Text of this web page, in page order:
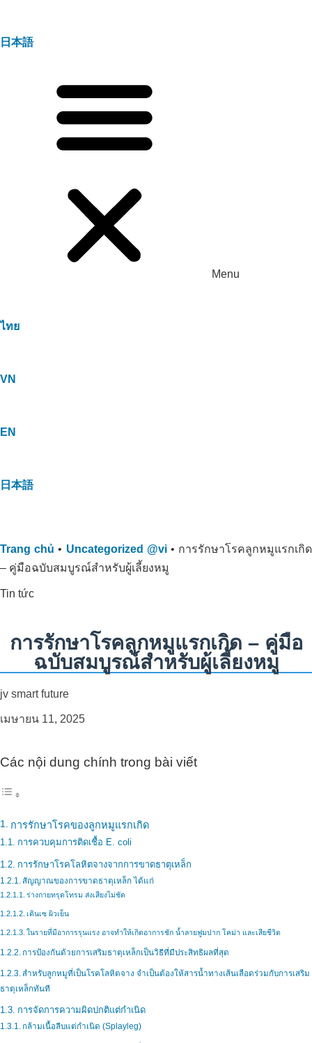
日本語
Menu
ไทย
VN
EN
日本語
Trang chủ • Uncategorized @vi• การรักษาโรคลูกหมูแรกเกิด
– คู่มือฉบับสมบูรณ์สำหรับผู้เลี้ยงหมู
Tin tức
การรักษาโรคลูกหมูแรกเกิด – คู่มือ
ฉบับสมบูรณ์สำหรับผู้เลี้ยงหมู
jv smart future
เมษายน 11, 2025
Các nội dung chính trong bài viết
การรักษาโรคของลูกหมูแรกเกิด
การควบคุมการติดเชื้อ E. coli
การรักษาโรคโลหิตจางจากการขาดธาตุเหล็ก
สัญญาณของการขาดธาตุเหล็ก ได้แก่
ร่างกายทรุดโทรม ส่งเสียงไม่ชัด
เดินเซ ผิวเย็น
ในรายที่มีอาการรุนแรง อาจทำให้เกิดอาการชัก น้ำลายฟูมปาก โคม่า และเสียชีวิต
การป้องกันด้วยการเสริมธาตุเหล็กเป็นวิธีที่มีประสิทธิผลที่สุด
สำหรับลูกหมูที่เป็นโรคโลหิตจาง จำเป็นต้องให้สารน้ำทางเส้นเลือดร่วมกับการเสริม
ธาตุเหล็กทันที
การจัดการความผิดปกติแต่กำเนิด
กล้ามเนื้อลีบแต่กำเนิด (Splayleg)